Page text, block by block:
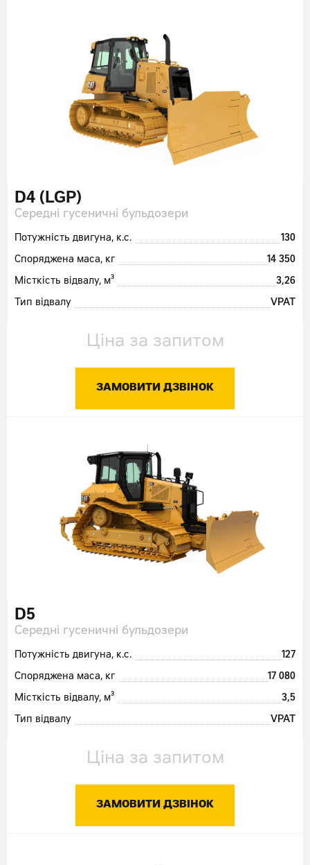
D4 (LGP)
Середні гусеничні бульдозери
Потужність двигуна, к.с. 130
Споряджена маса, кг 14 350
Місткість відвалу, м³ 3,26
Тип відвалу VPAT
Ціна за запитом
ЗАМОВИТИ ДЗВІНОК
D5
Середні гусеничні бульдозери
Потужність двигуна, к.с. 127
Споряджена маса, кг 17 080
Місткість відвалу, м³ 3,5
Тип відвалу VPAT
Ціна за запитом
ЗАМОВИТИ ДЗВІНОК